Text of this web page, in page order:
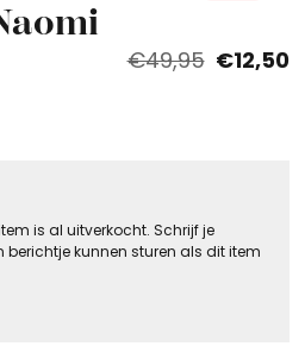
€49,95 €12,50
is al uitverkocht. Schrijf je
berichtje kunnen sturen als dit item